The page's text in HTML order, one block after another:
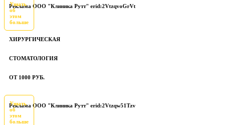
Реклама ООО "Клиника Рутт" erid:2VtzqvoGrVt
Узнать
об
этом
больше
ХИРУРГИЧЕСКАЯ
СТОМАТОЛОГИЯ
ОТ 1000 РУБ.
Реклама ООО "Клиника Рутт" erid:2Vtzqw51Tzv
Узнать
об
этом
больше